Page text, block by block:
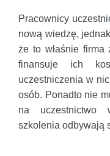
Pracownicy
nową wiedzę,
że to właśnie firma
finansuje ich
uczestniczenia w
osób. Ponadto nie
na uczestnictwo
szkolenia odbywają